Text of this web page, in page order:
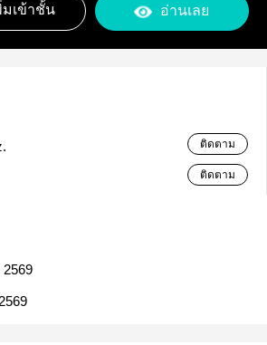
มเข้าชั้น อ่านเลย
ติดตาม
ติดตาม